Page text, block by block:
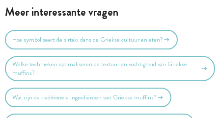
Meer interessante vragen
Hoe symboliseert de sirtaki dans de Griekse cultuur en eten?
Welke technieken optimaliseren de textuur en vochtigheid van Griekse
muffins?
Wat zijn de traditionele ingrediënten van Griekse muffins?